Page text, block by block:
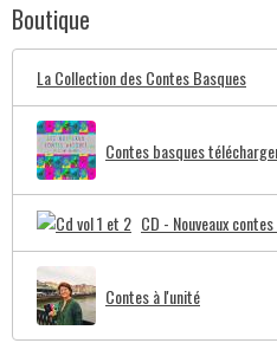
Boutique
La Collection des Contes Basques
Contes basques
CD - Nouveaux
Contes à l'unité